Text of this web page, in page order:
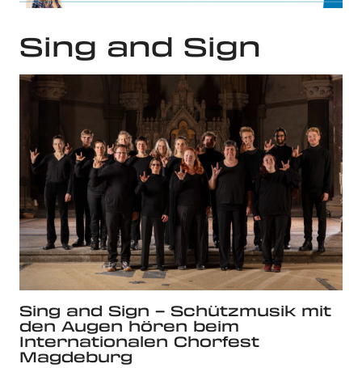
Sing and Sign
Sing and Sign – Schützmusik mit
den Augen hören beim
Internationalen Chorfest
Magdeburg